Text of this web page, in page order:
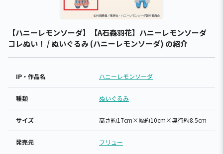
【ハニーレモンソーダ】【A石森羽花】ハニーレモンソーダ
コレぬい！ / ぬいぐるみ (ハニーレモンソーダ) の紹介
IP・作品名 ハニーレモンソーダ
種類 ぬいぐるみ
サイズ 高さ約17cm×幅約10cm×奥行約8.5cm
発売元 フリュー